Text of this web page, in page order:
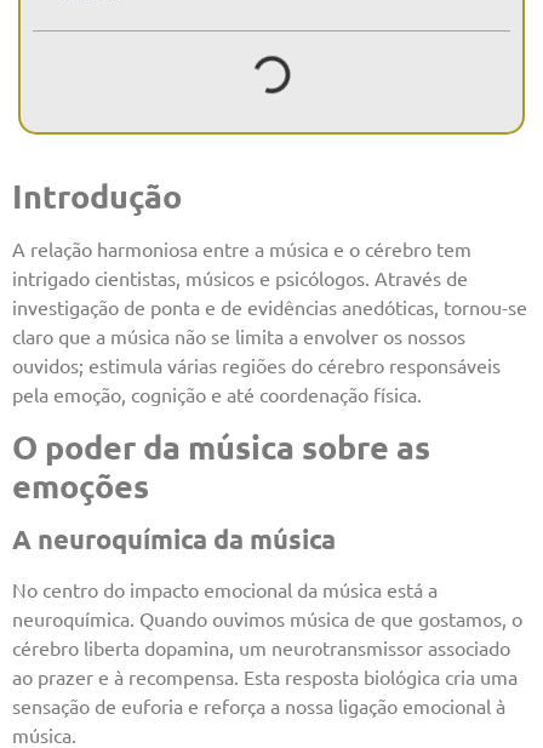
Introdução
A relação harmoniosa entre a música e o cérebro tem
intrigado cientistas, músicos e psicólogos. Através de
investigação de ponta e de evidências anedóticas, tornou-se
claro que a música não se limita a envolver os nossos
ouvidos; estimula várias regiões do cérebro responsáveis
pela emoção, cognição e até coordenação física.
O poder da música sobre as
emoções
A neuroquímica da música
No centro do impacto emocional da música está a
neuroquímica. Quando ouvimos música de que gostamos, o
cérebro liberta dopamina, um neurotransmissor associado
ao prazer e à recompensa. Esta resposta biológica cria uma
sensação de euforia e reforça a nossa ligação emocional à
música.